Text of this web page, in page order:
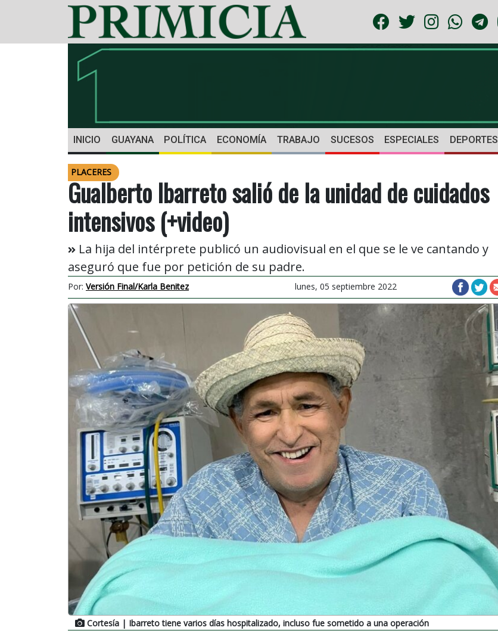
INICIO GUAYANA POLÍTICA ECONOMÍA TRABAJO SUCESOS ESPECIALES DEPORTES
PLACERES
Gualberto Ibarreto salió de la unidad de cuidados
intensivos (+video)
La hija del intérprete publicó un audiovisual en el que se le ve cantando y
aseguró que fue por petición de su padre.
Por: Versión Final/Karla Benitez lunes, 05 septiembre 2022
Cortesía | Ibarreto tiene varios días hospitalizado, incluso fue sometido a una operación